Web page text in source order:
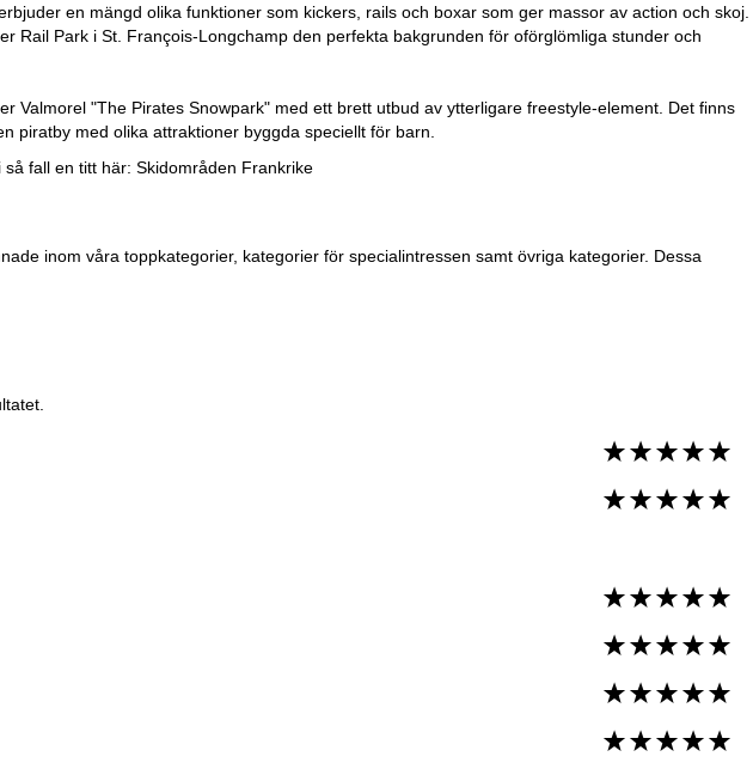
en mängd olika funktioner som kickers, rails och boxar som ger massor av action och skoj.
Rail Park i St. François-Longchamp den perfekta bakgrunden för oförglömliga stunder och
Valmorel "The Pirates Snowpark" med ett brett utbud av ytterligare freestyle-element. Det finns
piratby med olika attraktioner byggda speciellt för barn.
fall en titt här: Skidområden Frankrike
inom våra toppkategorier, kategorier för specialintressen samt övriga kategorier. Dessa